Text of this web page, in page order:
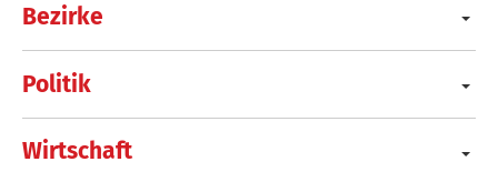
Bezirke
Politik
Wirtschaft